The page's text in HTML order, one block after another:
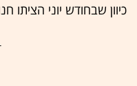
כיוון שבחודש יוני הציתו